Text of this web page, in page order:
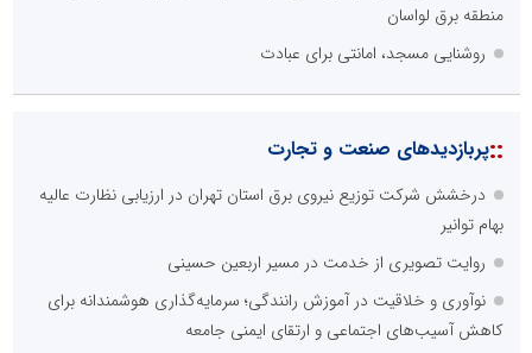
منطقه برق لواسان
روشنایی مسجد، امانتی برای عبادت
::پربازدیدهای صنعت و تجارت
درخشش شرکت توزیع نیروی برق استان تهران در ارزیابی نظارت عالیه
بهام توانیر
روایت تصویری از خدمت در مسیر اربعین حسینی
نوآوری و خلاقیت در آموزش رانندگی؛ سرمایه‌گذاری هوشمندانه برای
کاهش آسیب‌های اجتماعی و ارتقای ایمنی جامعه